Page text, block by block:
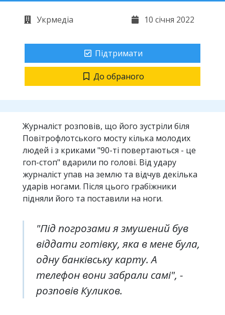
Укрмедіа 10 січня 2022
Підтримати
До обраного
Журналіст розповів, що його зустріли біля
Повітрофлотського мосту кілька молодих
людей і з криками "90-ті повертаються - це
гоп-стоп" вдарили по голові. Від удару
журналіст упав на землю та відчув декілька
ударів ногами. Після цього грабіжники
підняли його та поставили на ноги.
"Під погрозами я змушений був
віддати готівку, яка в мене була,
одну банківську карту. А
телефон вони забрали самі", -
розповів Куликов.